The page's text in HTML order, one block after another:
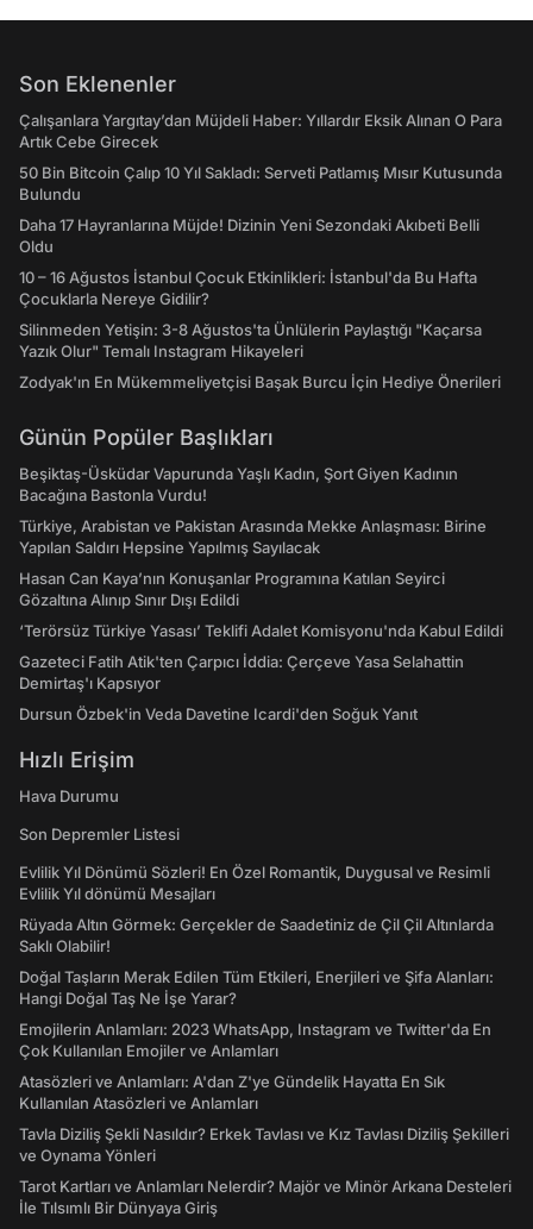
Son Eklenenler
Çalışanlara Yargıtay’dan Müjdeli Haber: Yıllardır Eksik Alınan O Para
Artık Cebe Girecek
50 Bin Bitcoin Çalıp 10 Yıl Sakladı: Serveti Patlamış Mısır Kutusunda
Bulundu
Daha 17 Hayranlarına Müjde! Dizinin Yeni Sezondaki Akıbeti Belli
Oldu
10 – 16 Ağustos İstanbul Çocuk Etkinlikleri: İstanbul'da Bu Hafta
Çocuklarla Nereye Gidilir?
Silinmeden Yetişin: 3-8 Ağustos'ta Ünlülerin Paylaştığı "Kaçarsa
Yazık Olur" Temalı Instagram Hikayeleri
Zodyak'ın En Mükemmeliyetçisi Başak Burcu İçin Hediye Önerileri
Günün Popüler Başlıkları
Beşiktaş-Üsküdar Vapurunda Yaşlı Kadın, Şort Giyen Kadının
Bacağına Bastonla Vurdu!
Türkiye, Arabistan ve Pakistan Arasında Mekke Anlaşması: Birine
Yapılan Saldırı Hepsine Yapılmış Sayılacak
Hasan Can Kaya’nın Konuşanlar Programına Katılan Seyirci
Gözaltına Alınıp Sınır Dışı Edildi
‘Terörsüz Türkiye Yasası’ Teklifi Adalet Komisyonu'nda Kabul Edildi
Gazeteci Fatih Atik'ten Çarpıcı İddia: Çerçeve Yasa Selahattin
Demirtaş'ı Kapsıyor
Dursun Özbek'in Veda Davetine Icardi'den Soğuk Yanıt
Hızlı Erişim
Hava Durumu
Son Depremler Listesi
Evlilik Yıl Dönümü Sözleri! En Özel Romantik, Duygusal ve Resimli
Evlilik Yıl dönümü Mesajları
Rüyada Altın Görmek: Gerçekler de Saadetiniz de Çil Çil Altınlarda
Saklı Olabilir!
Doğal Taşların Merak Edilen Tüm Etkileri, Enerjileri ve Şifa Alanları:
Hangi Doğal Taş Ne İşe Yarar?
Emojilerin Anlamları: 2023 WhatsApp, Instagram ve Twitter'da En
Çok Kullanılan Emojiler ve Anlamları
Atasözleri ve Anlamları: A'dan Z'ye Gündelik Hayatta En Sık
Kullanılan Atasözleri ve Anlamları
Tavla Diziliş Şekli Nasıldır? Erkek Tavlası ve Kız Tavlası Diziliş Şekilleri
ve Oynama Yönleri
Tarot Kartları ve Anlamları Nelerdir? Majör ve Minör Arkana Desteleri
İle Tılsımlı Bir Dünyaya Giriş